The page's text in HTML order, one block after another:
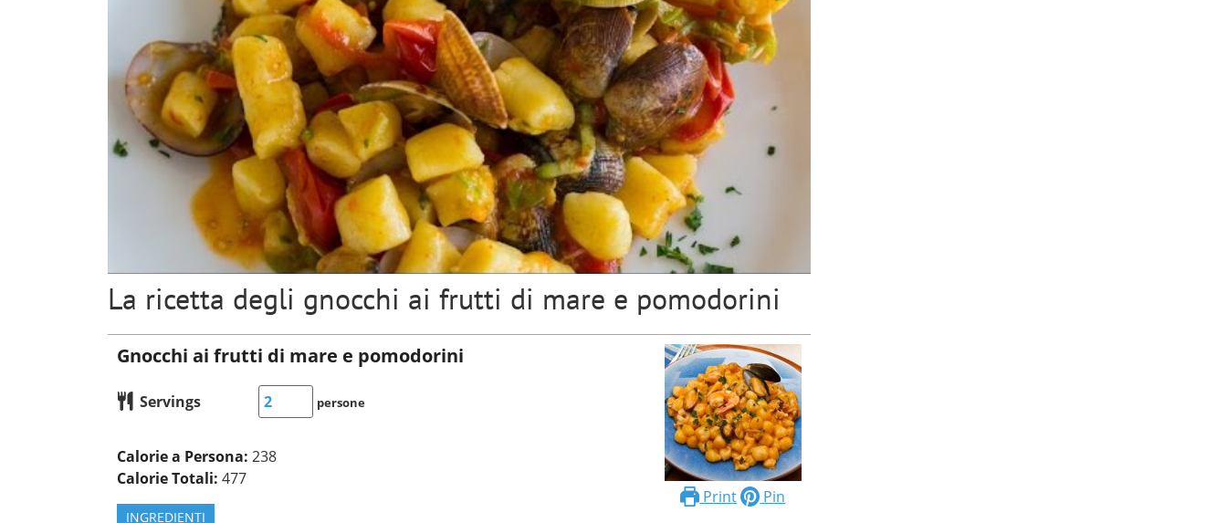
La ricetta degli gnocchi ai frutti di mare e pomodorini
Print Pin
Gnocchi ai frutti di mare e pomodorini
Servings persone
Calorie a Persona: 238
Calorie Totali: 477
INGREDIENTI